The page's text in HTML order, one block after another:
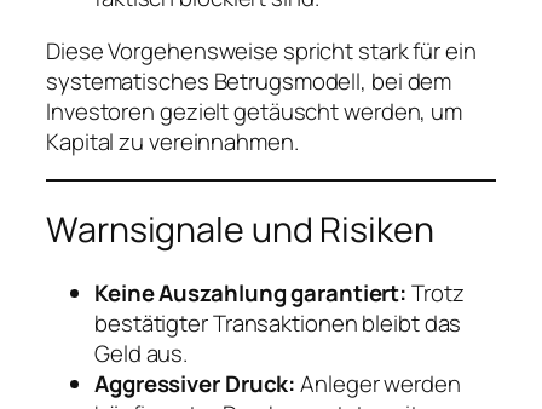
Diese Vorgehensweise spricht stark für ein
systematisches Betrugsmodell, bei dem
Investoren gezielt getäuscht werden, um
Kapital zu vereinnahmen.
Warnsignale und Risiken
Keine Auszahlung garantiert:Trotz
bestätigter Transaktionen bleibt das
Geld aus.
Aggressiver Druck:Anleger werden